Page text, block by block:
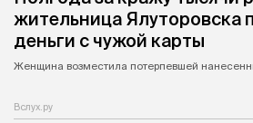
жительница Ялуторовска
деньги с чужой карты
Женщина возместила потерпевшей
Вслух.ру